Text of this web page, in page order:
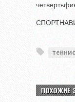
теннис
ПОХОЖИЕ